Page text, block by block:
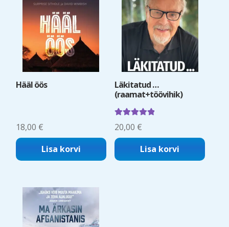
Hääl öös
18,00 €
Lisa korvi
Läkitatud …
(raamat+töövihik)
5.00
20,00 €
Lisa korvi